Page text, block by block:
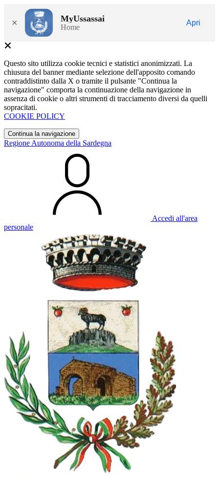
× MyUssassai
Home
Apri
Questo sito utilizza cookie tecnici e statistici anonimizzati. La
chiusura del banner mediante selezione dell'apposito comando
contraddistinto dalla X o tramite il pulsante "Continua la
navigazione" comporta la continuazione della navigazione in
assenza di cookie o altri strumenti di tracciamento diversi da quelli
sopracitati.
COOKIE POLICY
Continua la navigazione
Regione Autonoma della Sardegna
Accedi all'area
personale